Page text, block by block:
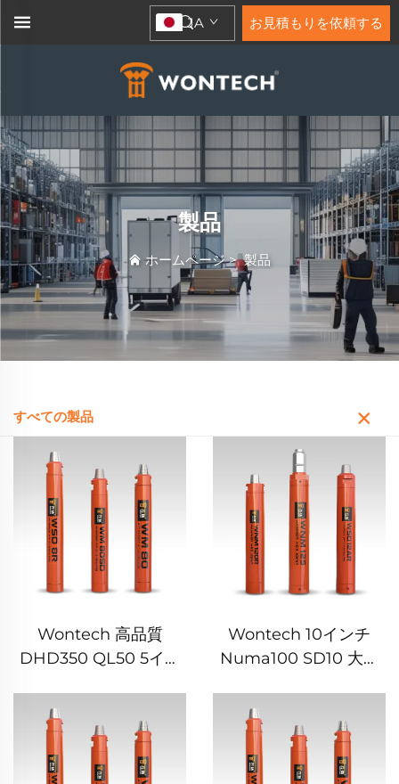
JA お見積もりを依頼する
製品
ホームページ>製品
すべての製品
Wontech 高品質
DHD350 QL50 5イン
熱井戸掘削用
Wontech 10インチ
Numa100 SD10 大穴
DTH ハンマー 水井戸掘
削 基礎杭打ち用